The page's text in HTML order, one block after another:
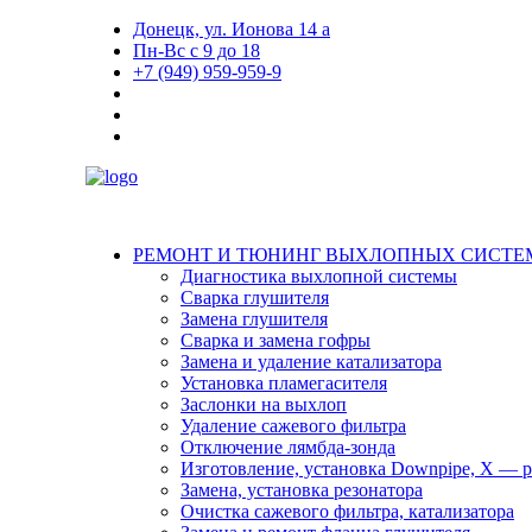
Донецк, ул. Ионова 14 а
Пн-Вс с 9 до 18
+7 (949) 959-959-9
РЕМОНТ И ТЮНИНГ ВЫХЛОПНЫХ
Диагностика выхлопной системы
Сварка глушителя
Замена глушителя
Сварка и замена гофры
Замена и удаление катализатора
Установка пламегасителя
Заслонки на выхлоп
Удаление сажевого фильтра
Отключение лямбда-зонда
Изготовление, установка Downpipe, X —
Замена, установка резонатора
Очистка сажевого фильтра, катализатора